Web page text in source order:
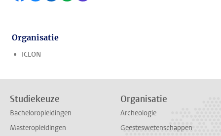
Organisatie
ICLON
Studiekeuze
Bacheloropleidingen
Masteropleidingen
Organisatie
Archeologie
Geesteswetenschappen